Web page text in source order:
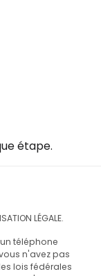
étape.
LÉGALE.
téléphone
n'avez pas
lois fédérales